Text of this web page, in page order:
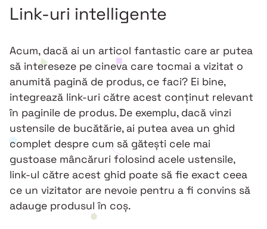
Link-uri intelligente
Acum, dacă ai un articol fantastic care ar putea
să intereseze pe cineva care tocmai a vizitat o
anumită pagină de produs, ce faci? Ei bine,
integrează link-uri către acest conținut relevant
în paginile de produs. De exemplu, dacă vinzi
ustensile de bucătărie, ai putea avea un ghid
complet despre cum să gătești cele mai
gustoase mâncăruri folosind acele ustensile,
link-ul către acest ghid poate să fie exact ceea
ce un vizitator are nevoie pentru a fi convins să
adauge produsul în coș.